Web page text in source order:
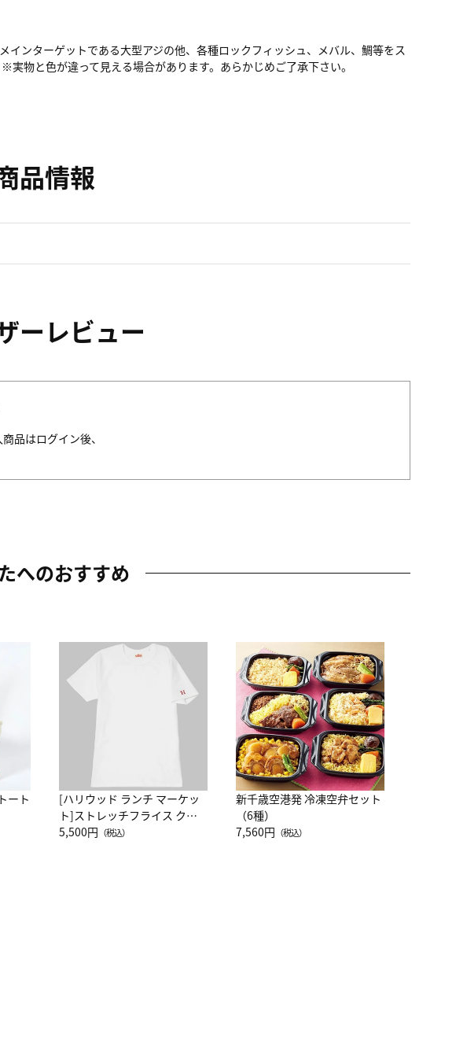
ンターゲットである大型アジの他、各種ロックフィッシュ、メバル、鯛等をス
物と色が違って見える場合があります。あらかじめご了承下さい。
品情報
ーレビュー
品はログイン後、
へのおすすめ
ート
[ハリウッド ランチ マーケッ
ト]ストレッチフライス クル
ーネック別注半袖Ｔシャツ
5,500円 （税込）
新千歳空港発 冷凍空弁セット
（6種）
7,560円 （税込）